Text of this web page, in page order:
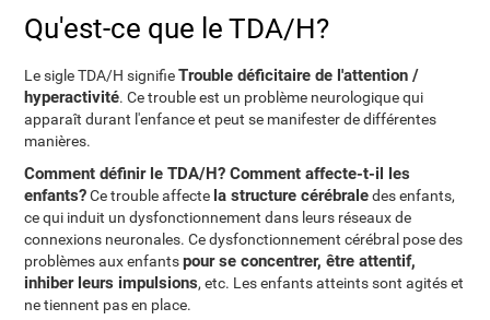
Qu'est-ce que le TDA/H?
Le sigle TDA/H signifieTrouble déficitaire de l'attention /
hyperactivité. Ce trouble est un problème neurologique qui
apparaît durant l'enfance et peut se manifester de différentes
manières.
Comment définir le TDA/H? Comment affecte-t-il les
enfants?Ce trouble affecte la structure cérébraledes enfants,
ce qui induit un dysfonctionnement dans leurs réseaux de
connexions neuronales. Ce dysfonctionnement cérébral pose des
problèmes aux enfantspour se concentrer, être attentif,
inhiber leurs impulsions, etc. Les enfants atteints sont agités et
ne tiennent pas en place.